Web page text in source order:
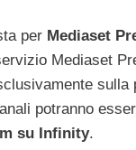
per Mediaset
Mediaset
sulla
potranno
su Infinity.